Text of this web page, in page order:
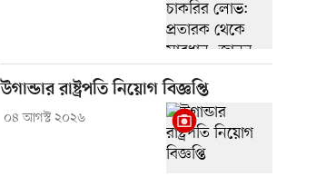
উগান্ডার রাষ্ট্রপতি নিয়োগ বিজ্ঞপ্তি
০৪ আগস্ট ২০২৬